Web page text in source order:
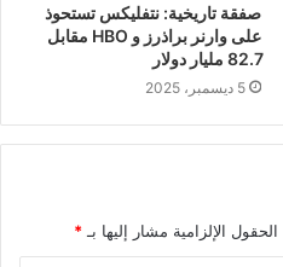
صفقة تاريخية: نتفليكس تستحوذ
على وارنر براذرز و HBO مقابل
82.7 مليار دولار
5 ديسمبر، 2025
الحقول الإلزامية مشار إليها بـ *